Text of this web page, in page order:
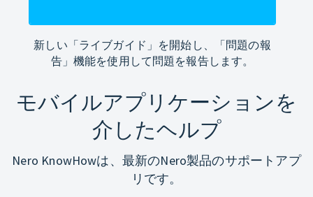
新しい「ライブガイド」を開始し、「問題の報
告」機能を使用して問題を報告します。
モバイルアプリケーションを
介したヘルプ
Nero KnowHowは、最新のNero製品のサポートアプ
リです。